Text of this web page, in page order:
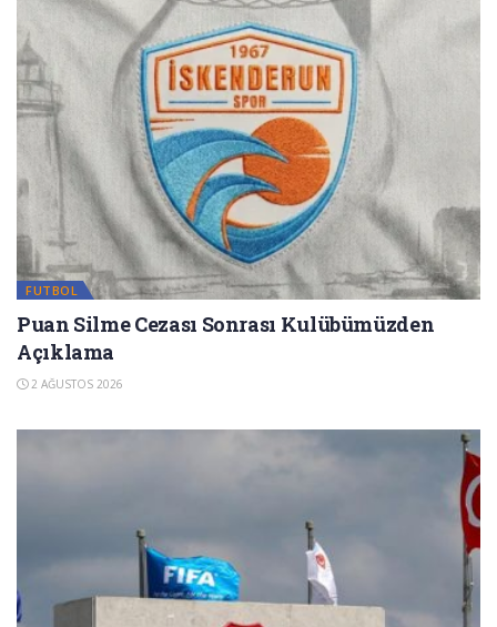
FUTBOL
Puan Silme Cezası Sonrası Kulübümüzden
Açıklama
2 AĞUSTOS 2026